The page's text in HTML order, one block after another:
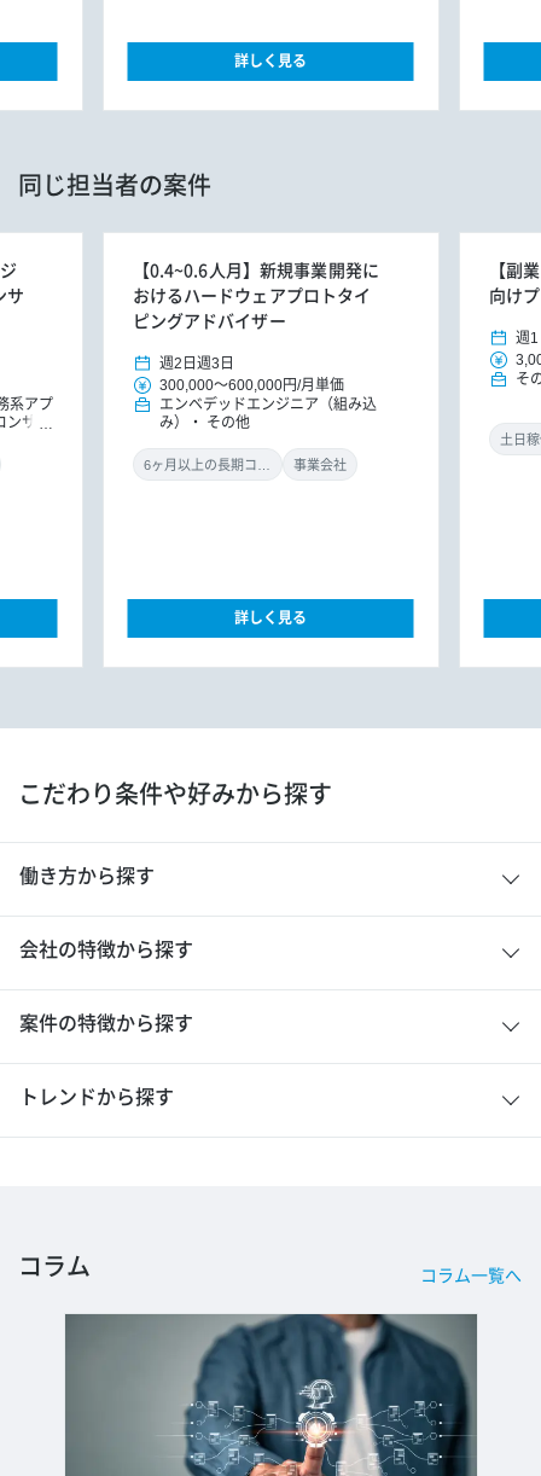
詳しく見る
同じ担当者の案件
サ
系アプ
ンサル
【0.4~0.6人月】新規事業開発に
おけるハードウェアプロトタイ
ピングアドバイザー
週2日 週3日
300,000～600,000円/月単価
エンベデッドエンジニア（組み込
み）
その他
事業会社
詳しく見る
【副
向け
週1
そ
土日
こだわり条件や好みから探す
働き方から探す
会社の特徴から探す
案件の特徴から探す
トレンドから探す
コラム コラム一覧へ